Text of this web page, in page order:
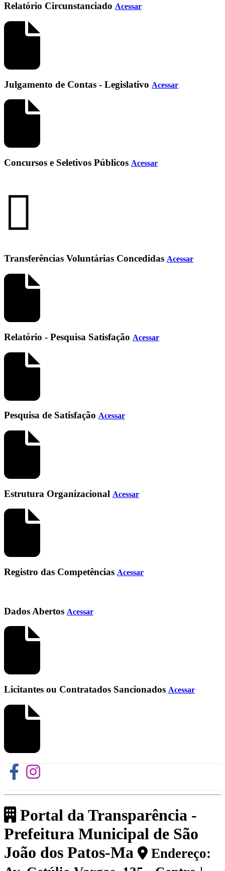
Relatório Circunstanciado Acessar
Julgamento de Contas - Legislativo Acessar
Concursos e Seletivos Públicos Acessar
Transferências Voluntárias Concedidas Acessar
Relatório - Pesquisa Satisfação Acessar
Pesquisa de Satisfação Acessar
Estrutura Organizacional Acessar
Registro das Competências Acessar
Dados Abertos Acessar
Licitantes ou Contratados Sancionados Acessar
Portal da Transparência -
Prefeitura Municipal de São
João dos Patos-Ma
Endereço: